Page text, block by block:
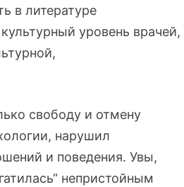
в литературе
уровень врачей,
свободу и отмену
нарушил
и поведения. Увы,
непристойным